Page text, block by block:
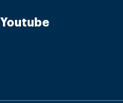
Youtube